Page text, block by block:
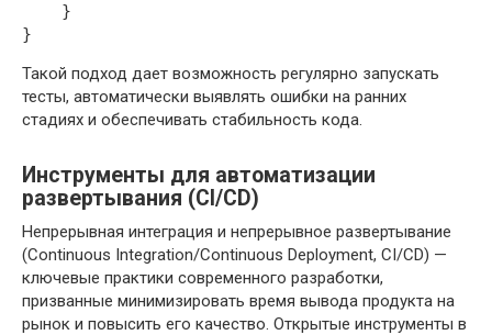
    }
Такой подход дает возможность регулярно запускать
тесты, автоматически выявлять ошибки на ранних
стадиях и обеспечивать стабильность кода.
Инструменты для автоматизации
развертывания (CI/CD)
Непрерывная интеграция и непрерывное развертывание
(Continuous Integration/Continuous Deployment, CI/CD) —
ключевые практики современного разработки,
призванные минимизировать время вывода продукта на
рынок и повысить его качество. Открытые инструменты в